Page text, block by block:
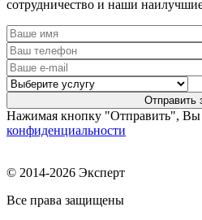
сотрудничество и наши
Нажимая кнопку "Отправить", Вы
конфиденциальности
© 2014-2026 Эксперт
Все права защищены